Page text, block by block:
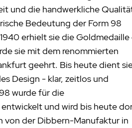
und die handwerkliche
Bedeutung der Form 98
erhielt sie die Goldmedaille
sie mit dem renommierten
geehrt. Bis heute dient
Design - klar, zeitlos und
wurde für die
und wird bis heute
der Dibbern-Manufaktur in